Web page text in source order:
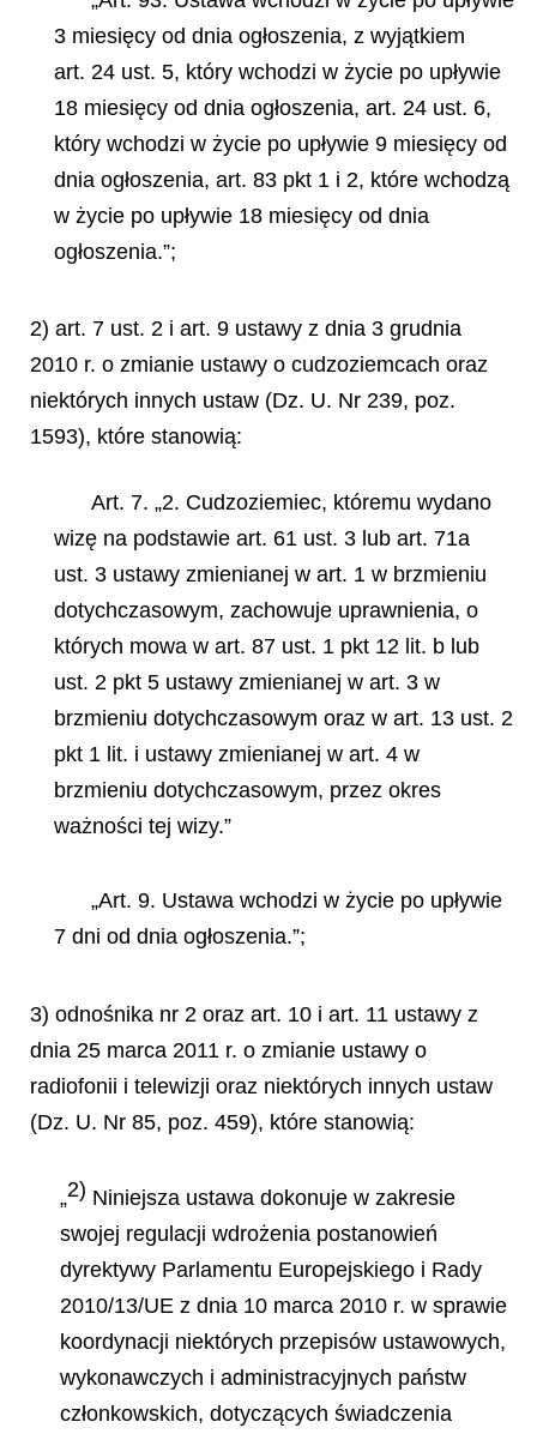
3 miesięcy od dnia ogłoszenia, z wyjątkiem
art. 24 ust. 5, który wchodzi w życie po upływie
18 miesięcy od dnia ogłoszenia, art. 24 ust. 6,
który wchodzi w życie po upływie 9 miesięcy od
dnia ogłoszenia, art. 83 pkt 1 i 2, które wchodzą
w życie po upływie 18 miesięcy od dnia
ogłoszenia.”;
2) art. 7 ust. 2 i art. 9 ustawy z dnia 3 grudnia
2010 r. o zmianie ustawy o cudzoziemcach oraz
niektórych innych ustaw (Dz. U. Nr 239, poz.
1593), które stanowią:
Art. 7. „2. Cudzoziemiec, któremu wydano
wizę na podstawie art. 61 ust. 3 lub art. 71a
ust. 3 ustawy zmienianej w art. 1 w brzmieniu
dotychczasowym, zachowuje uprawnienia, o
których mowa w art. 87 ust. 1 pkt 12 lit. b lub
ust. 2 pkt 5 ustawy zmienianej w art. 3 w
brzmieniu dotychczasowym oraz w art. 13 ust. 2
pkt 1 lit. i ustawy zmienianej w art. 4 w
brzmieniu dotychczasowym, przez okres
ważności tej wizy.”
„Art. 9. Ustawa wchodzi w życie po upływie
7 dni od dnia ogłoszenia.”;
3) odnośnika nr 2 oraz art. 10 i art. 11 ustawy z
dnia 25 marca 2011 r. o zmianie ustawy o
radiofonii i telewizji oraz niektórych innych ustaw
(Dz. U. Nr 85, poz. 459), które stanowią:
„2) Niniejsza ustawa dokonuje w zakresie
swojej regulacji wdrożenia postanowień
dyrektywy Parlamentu Europejskiego i Rady
2010/13/UE z dnia 10 marca 2010 r. w sprawie
koordynacji niektórych przepisów ustawowych,
wykonawczych i administracyjnych państw
członkowskich, dotyczących świadczenia